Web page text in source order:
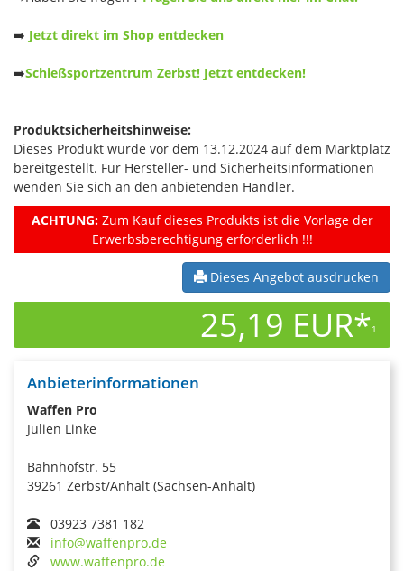
➡️ Jetzt direkt im Shop entdecken
➡️Schießsportzentrum Zerbst! Jetzt entdecken!
Produktsicherheitshinweise:
Dieses Produkt wurde vor dem 13.12.2024 auf dem Marktplatz
bereitgestellt. Für Hersteller- und Sicherheitsinformationen
wenden Sie sich an den anbietenden Händler.
ACHTUNG:Zum Kauf dieses Produkts ist die Vorlage der
Erwerbsberechtigung erforderlich !!!
Dieses Angebot ausdrucken
25,19 EUR*1
Anbieterinformationen
Waffen Pro
Julien Linke
Bahnhofstr. 55
39261 Zerbst/Anhalt (Sachsen-Anhalt)
03923 7381 182
info@waffenpro.de
www.waffenpro.de